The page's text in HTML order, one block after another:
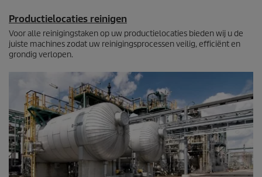
Productielocaties reinigen
Voor alle reinigingstaken op uw productielocaties bieden wij u de
juiste machines zodat uw reinigingsprocessen veilig, efficiënt en
grondig verlopen.